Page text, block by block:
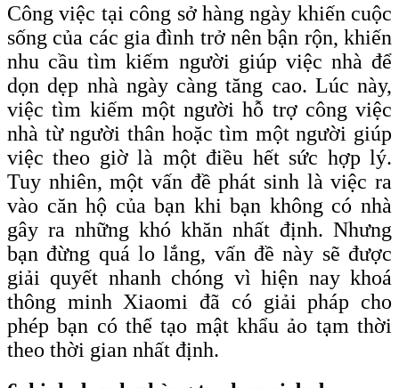
Công việc tại công sở hàng ngày khiến cuộc
sống của các gia đình trở nên bận rộn, khiến
nhu cầu tìm kiếm người giúp việc nhà để
dọn dẹp nhà ngày càng tăng cao. Lúc này,
việc tìm kiếm một người hỗ trợ công việc
nhà từ người thân hoặc tìm một người giúp
việc theo giờ là một điều hết sức hợp lý.
Tuy nhiên, một vấn đề phát sinh là việc ra
vào căn hộ của bạn khi bạn không có nhà
gây ra những khó khăn nhất định. Nhưng
bạn đừng quá lo lắng, vấn đề này sẽ được
giải quyết nhanh chóng vì hiện nay khoá
thông minh Xiaomi đã có giải pháp cho
phép bạn có thể tạo mật khẩu ảo tạm thời
theo thời gian nhất định.